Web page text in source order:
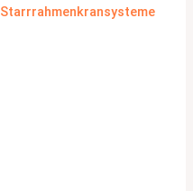
Starrrahmenkransysteme